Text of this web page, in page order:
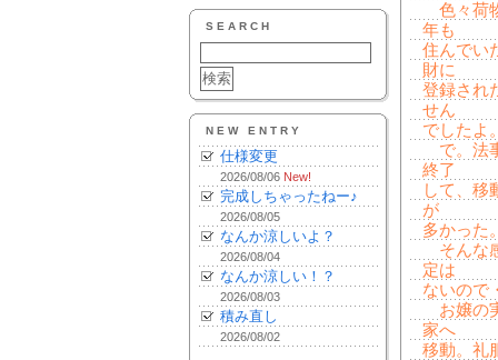
SEARCH
NEW ENTRY
仕様変更
2026/08/06 New!
完成しちゃったねー♪
2026/08/05
なんか涼しいよ？
2026/08/04
なんか涼しい！？
2026/08/03
積み直し
2026/08/02
色々荷
年も
住んでい
財に
登録され
せん
でしたよ
で。法
終了
して、移
が
多かった
そんな
定は
ないので
お嬢の
家へ
移動。礼